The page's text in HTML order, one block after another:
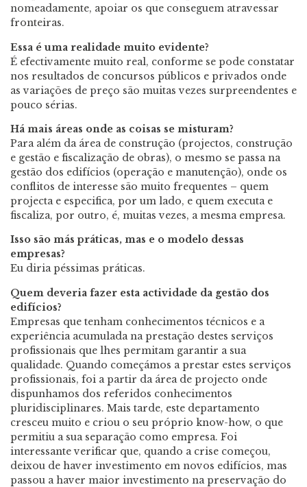
nomeadamente, apoiar os que conseguem atravessar
fronteiras.
Essa é uma realidade muito evidente?
É efectivamente muito real, conforme se pode constatar
nos resultados de concursos públicos e privados onde
as variações de preço são muitas vezes surpreendentes e
pouco sérias.
Há mais áreas onde as coisas se misturam?
Para além da área de construção (projectos, construção
e gestão e fiscalização de obras), o mesmo se passa na
gestão dos edifícios (operação e manutenção), onde os
conflitos de interesse são muito frequentes – quem
projecta e especifica, por um lado, e quem executa e
fiscaliza, por outro, é, muitas vezes, a mesma empresa.
Isso são más práticas, mas e o modelo dessas
empresas?
Eu diria péssimas práticas.
Quem deveria fazer esta actividade da gestão dos
edifícios?
Empresas que tenham conhecimentos técnicos e a
experiência acumulada na prestação destes serviços
profissionais que lhes permitam garantir a sua
qualidade. Quando começámos a prestar estes serviços
profissionais, foi a partir da área de projecto onde
dispunhamos dos referidos conhecimentos
pluridisciplinares. Mais tarde, este departamento
cresceu muito e criou o seu próprio know-how, o que
permitiu a sua separação como empresa. Foi
interessante verificar que, quando a crise começou,
deixou de haver investimento em novos edifícios, mas
passou a haver maior investimento na preservação do